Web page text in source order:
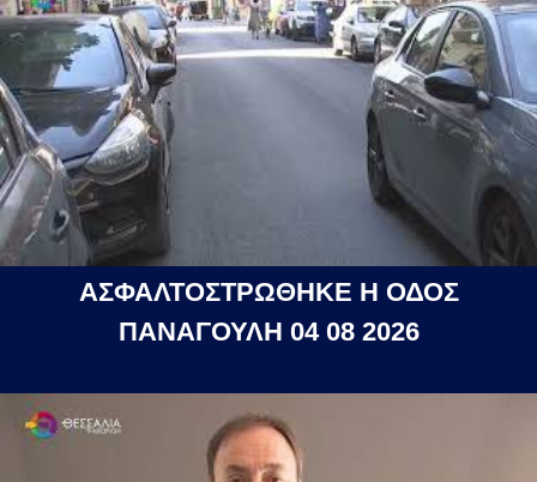
ΑΣΦΑΛΤΟΣΤΡΩΘΗΚΕ Η ΟΔΟΣ
ΠΑΝΑΓΟΥΛΗ 04 08 2026